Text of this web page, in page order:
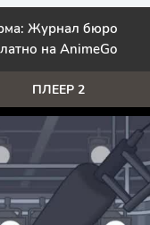
Журнал бюро
на AnimeGo
ПЛЕЕР 2